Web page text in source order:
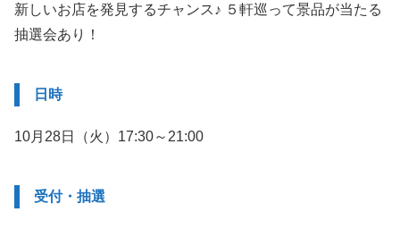
新しいお店を発見するチャンス♪ ５軒巡って景品が当たる
抽選会あり！
日時
10月28日（火）17:30～21:00
受付・抽選